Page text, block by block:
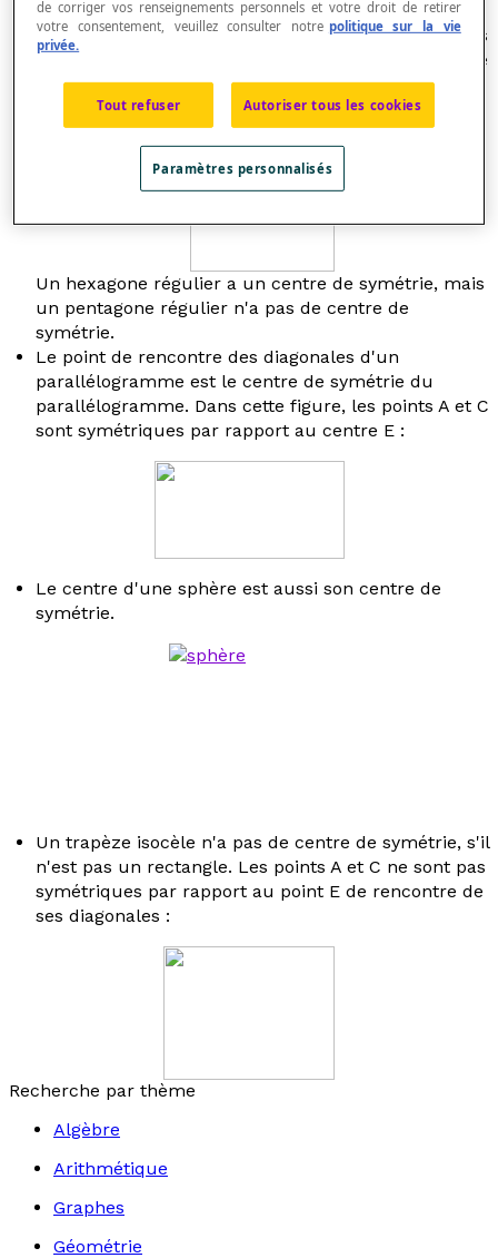
Chaque extrémité d'un segment dont les extrémités
sont sur le pourtour du polygone et qui passe par le
centre O de cepolygone régulierest à égale
distance du point O. Le centre O est ainsi le centre
de symétrie de la figure.
Un hexagone régulier a un centre de symétrie, mais
un pentagone régulier n'a pas de centre de
symétrie.
Le point de rencontre des diagonales d'un
parallélogramme est le centre de symétrie du
parallélogramme. Dans cette figure, les points A et C
sont symétriques par rapport au centre E :
Le centre d'une sphère est aussi son centre de
symétrie.
Un trapèze isocèle n'a pas de centre de symétrie, s'il
n'est pas un rectangle. Les points A et C ne sont pas
symétriques par rapport au point E de rencontre de
ses diagonales :
Recherche par thème
Algèbre
Arithmétique
Graphes
Géométrie
de corriger vos renseignements personnels et votre droit de retirer
votre consentement, veuillez consulter notre politique sur la vie
privée.
Tout refuser Autoriser tous les cookies
Paramètres personnalisés